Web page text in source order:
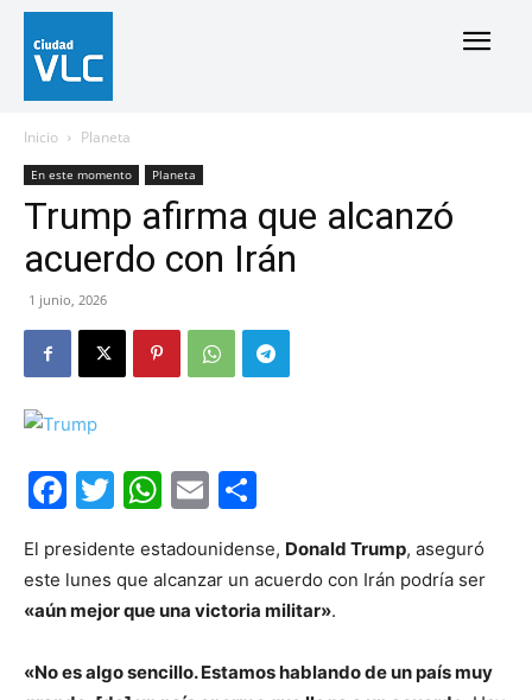
Inicio Planeta
En este momento Planeta
Trump afirma que alcanzó
acuerdo con Irán
1 junio, 2026
Facebook
Twitter
WhatsApp
Email
El presidente estadounidense, Donald Trump, aseguró
este lunes que alcanzar un acuerdo con Irán podría ser
«aún mejor que una victoria militar».
«No es algo sencillo. Estamos hablando de un país muy